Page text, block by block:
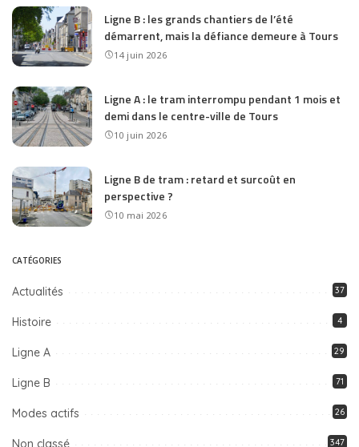
Ligne B : les grands chantiers de l’été
démarrent, mais la défiance demeure à Tours
14 juin 2026
Ligne A : le tram interrompu pendant 1 mois et
demi dans le centre-ville de Tours
10 juin 2026
Ligne B de tram : retard et surcoût en
perspective ?
10 mai 2026
CATÉGORIES
Actualités 37
Histoire 4
Ligne A 29
Ligne B 71
Modes actifs 26
Non classé 347